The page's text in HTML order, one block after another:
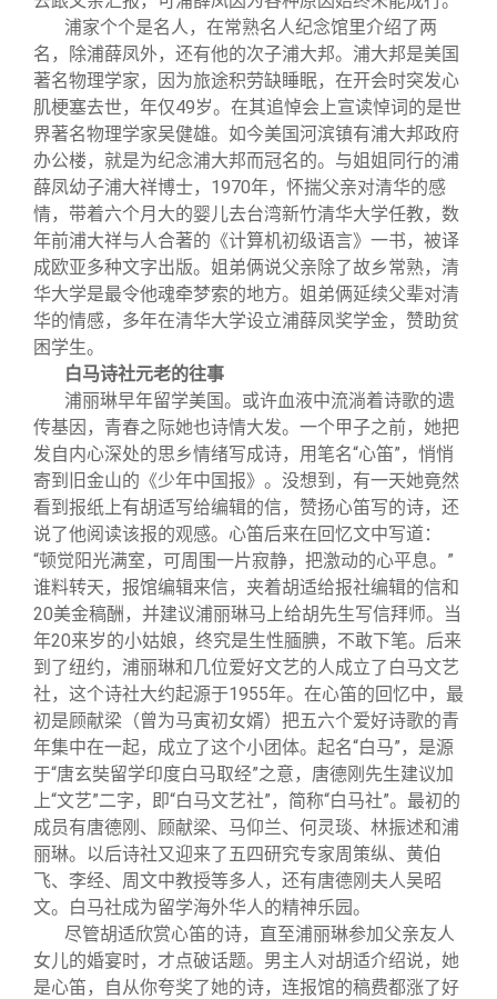
浦家个个是名人，在常熟名人纪念馆里介绍了两
名，除浦薛凤外，还有他的次子浦大邦。浦大邦是美国
著名物理学家，因为旅途积劳缺睡眠，在开会时突发心
肌梗塞去世，年仅49岁。在其追悼会上宣读悼词的是世
界著名物理学家吴健雄。如今美国河滨镇有浦大邦政府
办公楼，就是为纪念浦大邦而冠名的。与姐姐同行的浦
薛凤幼子浦大祥博士，1970年，怀揣父亲对清华的感
情，带着六个月大的婴儿去台湾新竹清华大学任教，数
年前浦大祥与人合著的《计算机初级语言》一书，被译
成欧亚多种文字出版。姐弟俩说父亲除了故乡常熟，清
华大学是最令他魂牵梦索的地方。姐弟俩延续父辈对清
华的情感，多年在清华大学设立浦薛凤奖学金，赞助贫
困学生。
白马诗社元老的往事
浦丽琳早年留学美国。或许血液中流淌着诗歌的遗
传基因，青春之际她也诗情大发。一个甲子之前，她把
发自内心深处的思乡情绪写成诗，用笔名“心笛”，悄悄
寄到旧金山的《少年中国报》。没想到，有一天她竟然
看到报纸上有胡适写给编辑的信，赞扬心笛写的诗，还
说了他阅读该报的观感。心笛后来在回忆文中写道：
“顿觉阳光满室，可周围一片寂静，把激动的心平息。”
谁料转天，报馆编辑来信，夹着胡适给报社编辑的信和
20美金稿酬，并建议浦丽琳马上给胡先生写信拜师。当
年20来岁的小姑娘，终究是生性腼腆，不敢下笔。后来
到了纽约，浦丽琳和几位爱好文艺的人成立了白马文艺
社，这个诗社大约起源于1955年。在心笛的回忆中，最
初是顾献梁（曾为马寅初女婿）把五六个爱好诗歌的青
年集中在一起，成立了这个小团体。起名“白马”，是源
于“唐玄奘留学印度白马取经”之意，唐德刚先生建议加
上“文艺”二字，即“白马文艺社”，简称“白马社”。最初的
成员有唐德刚、顾献梁、马仰兰、何灵琰、林振述和浦
丽琳。以后诗社又迎来了五四研究专家周策纵、黄伯
飞、李经、周文中教授等多人，还有唐德刚夫人吴昭
文。白马社成为留学海外华人的精神乐园。
尽管胡适欣赏心笛的诗，直至浦丽琳参加父亲友人
女儿的婚宴时，才点破话题。男主人对胡适介绍说，她
是心笛，自从你夸奖了她的诗，连报馆的稿费都涨了好